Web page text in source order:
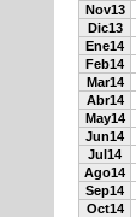
Nov13
Dic13
Ene14
Feb14
Mar14
Abr14
May14
Jun14
Jul14
Ago14
Sep14
Oct14